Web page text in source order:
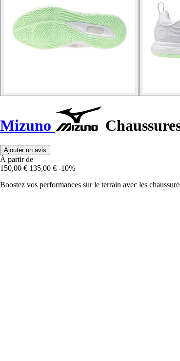
Mizuno
Ajouter un avis
À partir de
150,00 € 135,00 € -10%
Boostez vos performances sur le terrain avec les